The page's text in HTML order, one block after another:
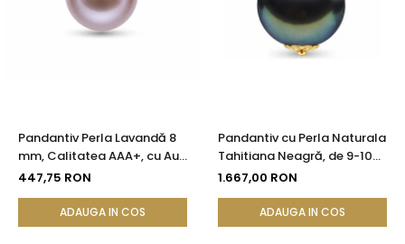
Pandantiv Perla Lavandă 8
mm, Calitatea AAA+, cu Aur
14K (aur 585)
447,75 RON
ADAUGA IN COS
Pandantiv cu Perla Naturala
Tahitiana Neagră, de 9-10
mm si Aur de 14k
1.667,00 RON
ADAUGA IN COS